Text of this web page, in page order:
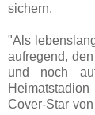
sichern.
"Als
aufregend,
und noch
Cover-Star